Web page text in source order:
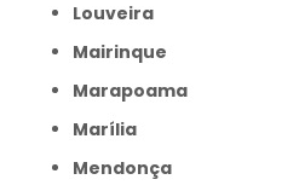
Louveira
Mairinque
Marapoama
Marília
Mendonça